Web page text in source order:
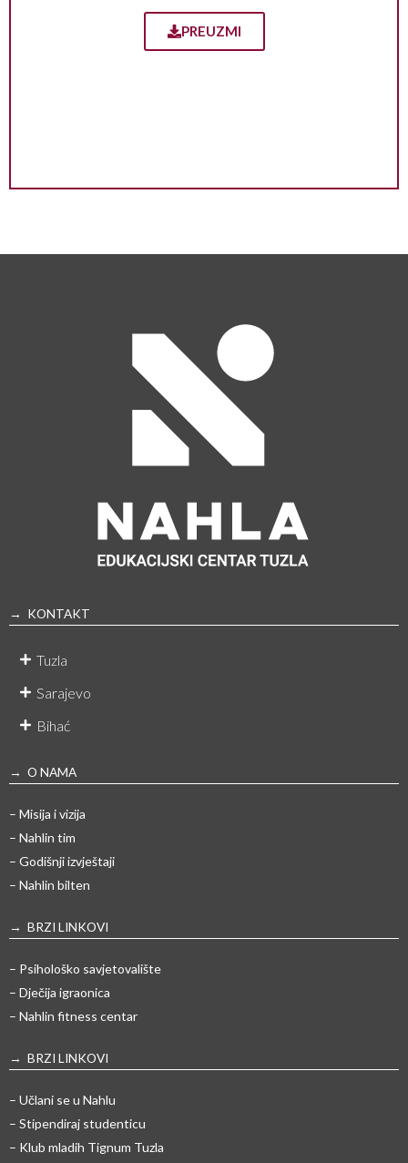
PREUZMI
→ KONTAKT
Tuzla
Sarajevo
Bihać
→ O NAMA
– Misija i vizija
– Nahlin tim
– Godišnji izvještaji
– Nahlin bilten
→ BRZI LINKOVI
– Psihološko savjetovalište
– Dječija igraonica
– Nahlin fitness centar
→ BRZI LINKOVI
– Učlani se u Nahlu
– Stipendiraj studenticu
– Klub mladih Tignum Tuzla